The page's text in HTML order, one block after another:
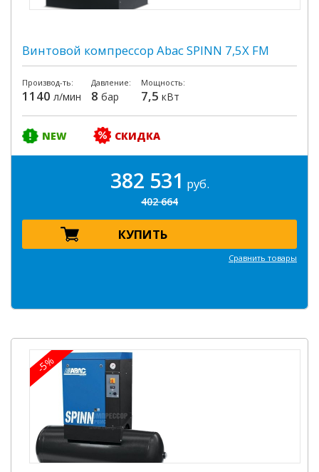
Винтовой компрессор Abac SPINN 7,5X FM
Производ-ть:
1140 л/мин
Давление:
8 бар
Мощность:
7,5 кВт
NEW СКИДКА
382 531 руб.
402 664
КУПИТЬ
Сравнить товары
-5%